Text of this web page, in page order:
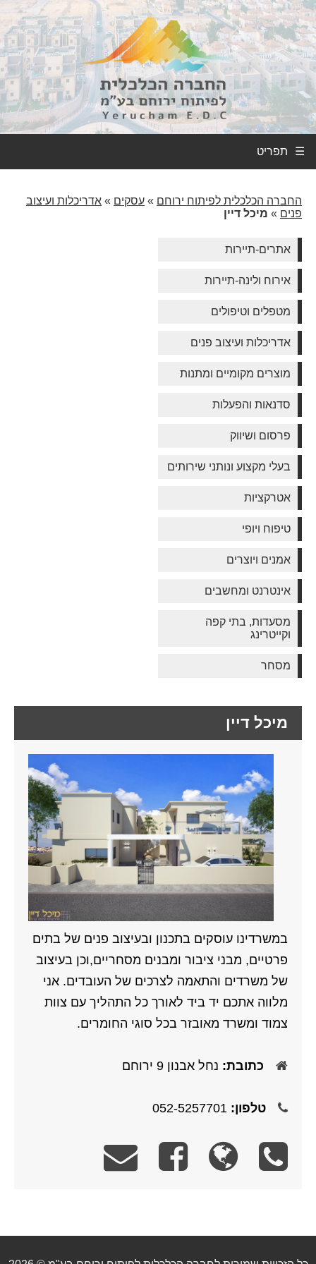
☰
החברה הכלכלית לפיתוח ירוחם » עסקים » אדריכלות ועיצוב
פנים » מיכל דיין
אתרים-תיירות
אירוח ולינה-תיירות
מטפלים וטיפולים
אדריכלות ועיצוב פנים
מוצרים מקומיים ומתנות
סדנאות והפעלות
פרסום ושיווק
בעלי מקצוע ונותני שירותים
אטרקציות
טיפוח ויופי
אמנים ויוצרים
אינטרנט ומחשבים
מסעדות, בתי קפה
וקייטרינג
מסחר
מיכל דיין
במשרדינו עוסקים בתכנון ובעיצוב פנים של בתים
פרטיים, מבני ציבור ומבנים מסחריים,וכן בעיצוב
של משרדים והתאמה לצרכים של העובדים. אני
מלווה אתכם יד ביד לאורך כל התהליך עם צוות
צמוד ומשרד מאובזר בכל סוגי החומרים.
כתובת: נחל אבנון 9 ירוחם
טלפון: